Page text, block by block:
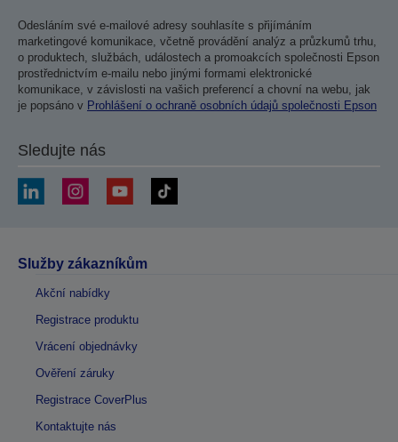
Odesláním své e-mailové adresy souhlasíte s přijímáním
marketingové komunikace, včetně provádění analýz a průzkumů trhu,
o produktech, službách, událostech a promoakcích společnosti Epson
prostřednictvím e-mailu nebo jinými formami elektronické
komunikace, v závislosti na vašich preferencí a chovní na webu, jak
je popsáno v Prohlášení o ochraně osobních údajů společnosti Epson
Sledujte nás
Služby zákazníkům
Akční nabídky
Registrace produktu
Vrácení objednávky
Ověření záruky
Registrace CoverPlus
Kontaktujte nás